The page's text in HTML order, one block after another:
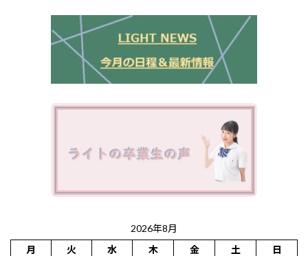
2026年8月
月
火 水 木 金 土
日